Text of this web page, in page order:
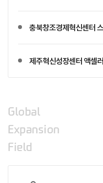
충북창조경제혁신센터
제주혁신성장센터 액셀
Global
Expansion
Field